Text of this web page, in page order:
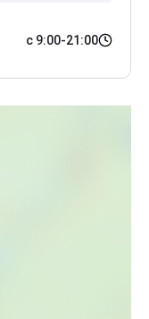
с 9:00-21:00